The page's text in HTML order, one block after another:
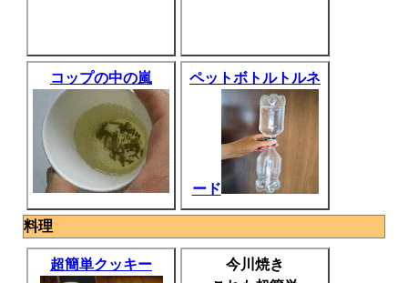
コップの中の嵐 ペットボトルトルネ
ード
料理
超簡単クッキー
今川焼き